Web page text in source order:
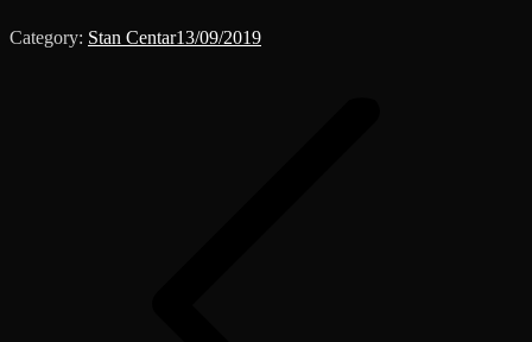
Category: Stan Centar13/09/2019